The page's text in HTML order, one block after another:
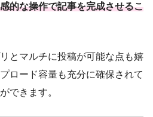
的な操作で記事を完成させるこ
とマルチに投稿が可能な点も嬉
ロード容量も充分に確保されて
できます。